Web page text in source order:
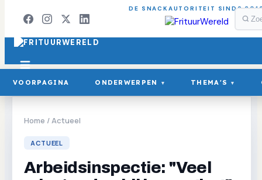
DE SNACKAUTORITEIT SINDS
VOORPAGINA ONDERWERPEN ▾ THEMA'S ▾
Home /Actueel
ACTUEEL
Arbeidsinspectie: "Veel